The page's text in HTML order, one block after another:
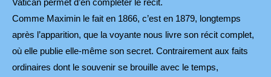
Comme Maximin le fait en 1866, c’est en 1879, longtemps
après l’apparition, que la voyante nous livre son récit complet,
où elle publie elle-même son secret. Contrairement aux faits
ordinaires dont le souvenir se brouille avec le temps,